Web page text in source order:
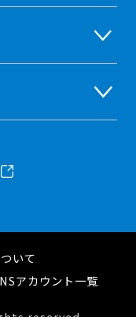
アカウント一覧
いて